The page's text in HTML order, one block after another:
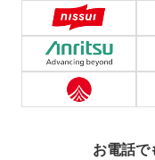
お電話で